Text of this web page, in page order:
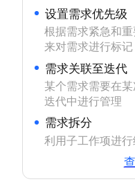
设置需求优先级
根据需求紧急和
来对需求进行标记
需求关联至迭代
某个需求需要在
迭代中进行管理
需求拆分
利用子工作项进